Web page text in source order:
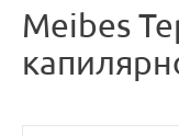
Meibes